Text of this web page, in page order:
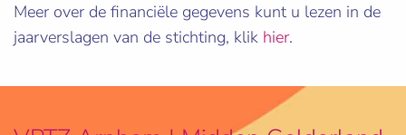
Meer over de financiële gegevens kunt u lezen in de
jaarverslagen van de stichting, klik hier.